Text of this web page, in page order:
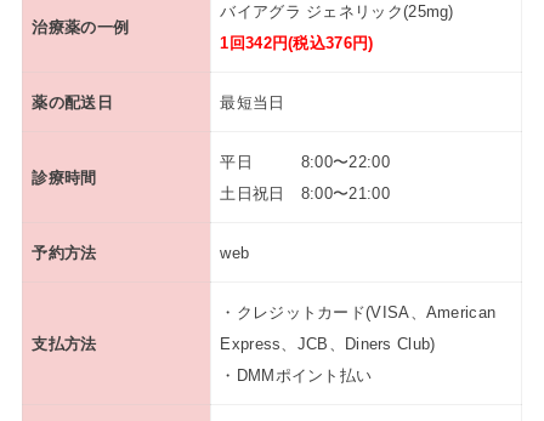
治療薬の一例
バイアグラ ジェネリック(25mg)
1回342円(税込376円)
薬の配送日 最短当日
診療時間
平日 8:00〜22:00
土日祝日 8:00〜21:00
予約方法 web
支払方法
・クレジットカード(VISA、American
Express、JCB、Diners Club)
・DMMポイント払い